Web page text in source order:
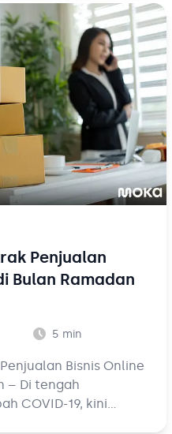
dan efisien.
Penjualan
Bulan Ramadan
5 min
Bisnis Online
– Di tengah
COVID-19, kini